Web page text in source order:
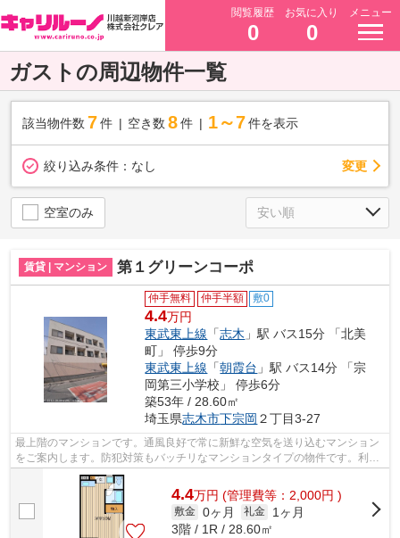
閲覧履歴
0
お気に入り
0
メニュー
ガストの周辺物件一覧
該当物件数 7件 空き数 8 件 1～7 件を表示
絞り込み条件： なし 変更
空室のみ
賃貸 | マンション 第１グリーンコーポ
仲手無料 仲手半額 敷0
4.4万円
東武東上線 「志木 」駅 バス15分 「北美
町」 停歩9分
東武東上線 「朝霞台 」駅 バス14分 「宗
岡第三小学校」 停歩6分
築53年 / 28.60㎡
埼玉県志木市下宗岡 ２丁目3-27
最上階のマンションです。通風良好で常に新鮮な空気を送り込むマンション
をご案内します。防犯対策もバッチリなマンションタイプの物件です。利用
可能な駅が2駅あり、利便性の高い物件...
4.4万円 (管理費等：2,000円 )
敷金 0ヶ月 礼金
1ヶ月
3階 / 1R / 28.60㎡